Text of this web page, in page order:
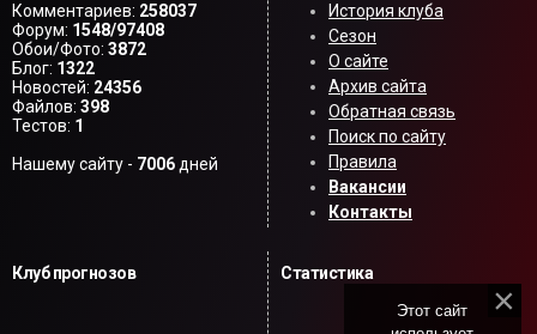
Комментариев: 258037
Форум: 1548/97408
Обои/Фото: 3872
Блог: 1322
Новостей: 24356
Файлов: 398
Тестов: 1
Нашему сайту - 7006 дней
История клуба
Сезон
О сайте
Архив сайта
Обратная связь
Поиск по сайту
Правила
Вакансии
Контакты
Клуб прогнозов Статистика
Этот сайт